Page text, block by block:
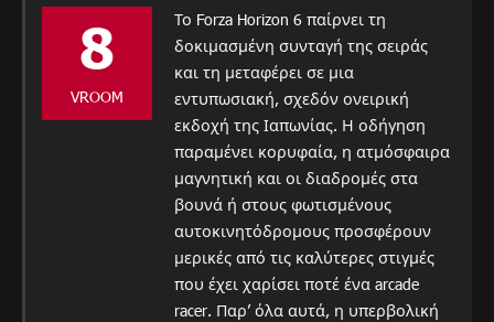
8
VROOM
Το Forza Horizon 6 παίρνει τη
δοκιμασμένη συνταγή της σειράς
και τη μεταφέρει σε μια
εντυπωσιακή, σχεδόν ονειρική
εκδοχή της Ιαπωνίας. Η οδήγηση
παραμένει κορυφαία, η ατμόσφαιρα
μαγνητική και οι διαδρομές στα
βουνά ή στους φωτισμένους
αυτοκινητόδρομους προσφέρουν
μερικές από τις καλύτερες στιγμές
που έχει χαρίσει ποτέ ένα arcade
racer. Παρ’ όλα αυτά, η υπερβολική